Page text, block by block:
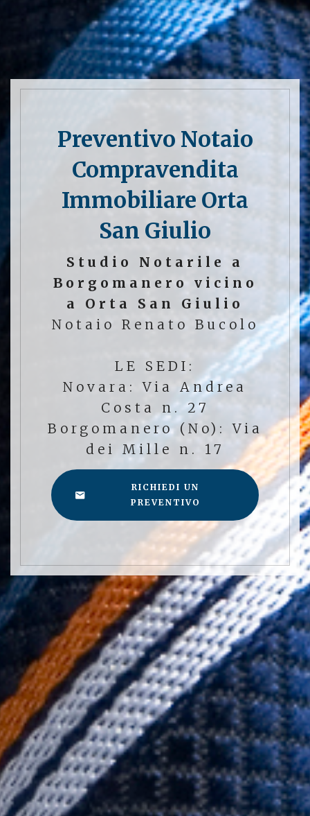
Preventivo Notaio
Compravendita
Immobiliare Orta
San Giulio
Studio Notarile a
Borgomanero vicino
a Orta San Giulio
Notaio Renato Bucolo
LE SEDI:
Novara: Via Andrea
Costa n. 27
Borgomanero (No): Via
dei Mille n. 17
RICHIEDI UN
PREVENTIVO